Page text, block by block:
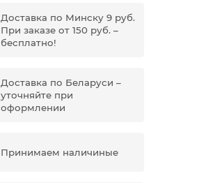
Доставка по Минску 9 руб.
При заказе от 150 руб. –
бесплатно!
Доставка по Беларуси –
уточняйте при
оформлении
Принимаем наличиные